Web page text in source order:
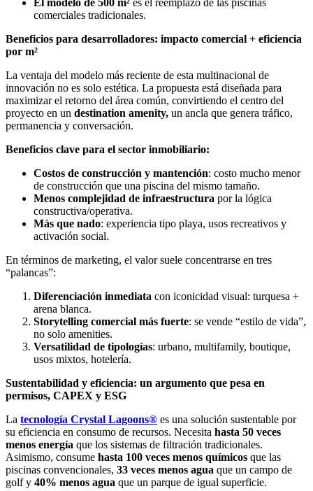
El modelo de 500 m² es el reemplazo de las piscinas
comerciales tradicionales.
Beneficios para desarrolladores: impacto comercial + eficiencia
por m²
La ventaja del modelo más reciente de esta multinacional de
innovación no es solo estética. La propuesta está diseñada para
maximizar el retorno del área común, convirtiendo el centro del
proyecto en un destination amenity, un ancla que genera tráfico,
permanencia y conversación.
Beneficios clave para el sector inmobiliario:
Costos de construcción y mantención: costo mucho menor
de construcción que una piscina del mismo tamaño.
Menos complejidad de infraestructura por la lógica
constructiva/operativa.
Más que nado: experiencia tipo playa, usos recreativos y
activación social.
En términos de marketing, el valor suele concentrarse en tres
“palancas”:
Diferenciación inmediata con iconicidad visual: turquesa +
arena blanca.
Storytelling comercial más fuerte: se vende “estilo de vida”,
no solo amenities.
Versatilidad de tipologías: urbano, multifamily, boutique,
usos mixtos, hotelería.
Sustentabilidad y eficiencia: un argumento que pesa en
permisos, CAPEX y ESG
La tecnología Crystal Lagoons® es una solución sustentable por
su eficiencia en consumo de recursos. Necesita hasta 50 veces
menos energía que los sistemas de filtración tradicionales.
Asimismo, consume hasta 100 veces menos químicos que las
piscinas convencionales, 33 veces menos agua que un campo de
golf y 40% menos agua que un parque de igual superficie.